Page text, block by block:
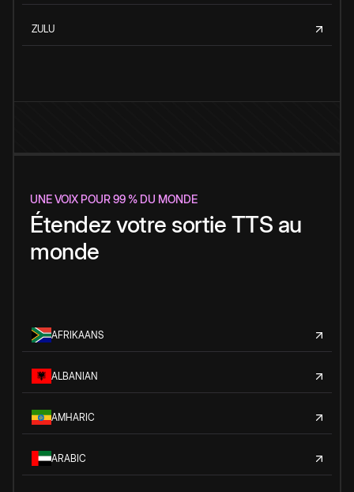
ZULU
UNE VOIX POUR 99 % DU MONDE
Étendez votre sortie TTS au
monde
AFRIKAANS
ALBANIAN
AMHARIC
ARABIC